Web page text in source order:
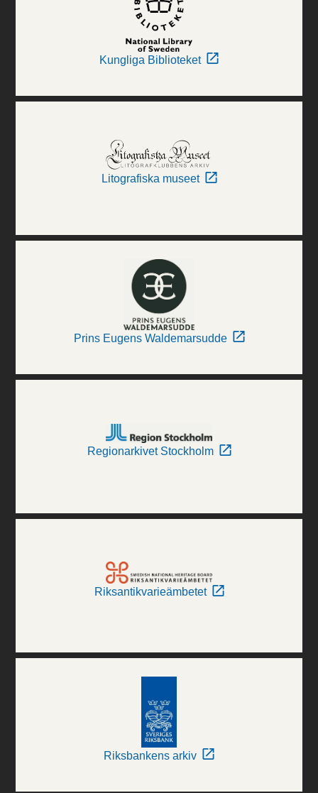
Kungliga Biblioteket
Litografiska museet
Prins Eugens Waldemarsudde
Regionarkivet Stockholm
Riksantikvarieämbetet
Riksbankens arkiv